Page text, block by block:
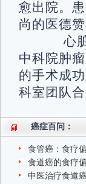
愈出院。
尚的医德赞
心脏
中科院肿
的手术成
科室团队
癌症百问：
食管癌：食疗
食道癌的食疗
中医治疗食道